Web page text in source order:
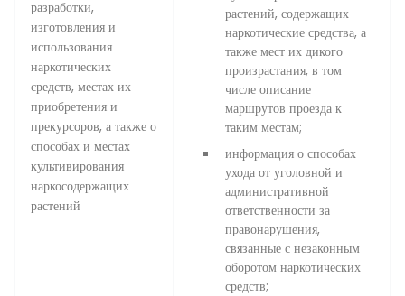
разработки,
изготовления и
использования
наркотических
средств, местах их
приобретения и
прекурсоров, а также о
способах и местах
культивирования
наркосодержащих
растений
растений, содержащих
наркотические средства, а
также мест их дикого
произрастания, в том
числе описание
маршрутов проезда к
таким местам;
информация о способах
ухода от уголовной и
административной
ответственности за
правонарушения,
связанные с незаконным
оборотом наркотических
средств;